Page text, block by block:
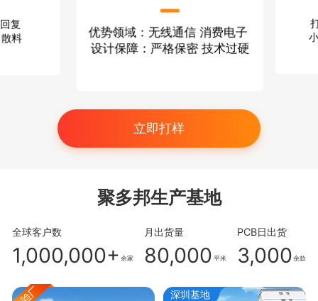
复
料 优势领域：无线通信 消费电子
设计保障：严格保密 技术过硬
立即打样
聚多邦生产基地
全球客户数
1,000,000+ 余家
月出货量
80,000 平米
PCB日出货
3,000 余款
深圳基地